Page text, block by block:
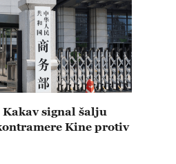
signal šalju
Kine protiv